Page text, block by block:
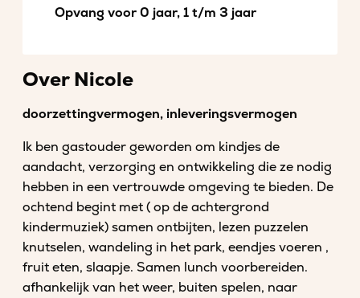
Opvang voor 0 jaar, 1 t/m 3 jaar
Over Nicole
doorzettingvermogen, inleveringsvermogen
Ik ben gastouder geworden om kindjes de
aandacht, verzorging en ontwikkeling die ze nodig
hebben in een vertrouwde omgeving te bieden. De
ochtend begint met ( op de achtergrond
kindermuziek) samen ontbijten, lezen puzzelen
knutselen, wandeling in het park, eendjes voeren ,
fruit eten, slaapje. Samen lunch voorbereiden.
afhankelijk van het weer, buiten spelen, naar